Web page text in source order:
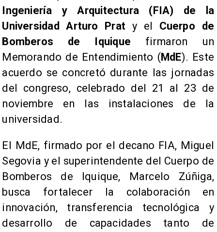
Ingeniería y Arquitectura (FIA) de la
Universidad Arturo Prat y el Cuerpo de
Bomberos de Iquique firmaron un
Memorando de Entendimiento (MdE). Este
acuerdo se concretó durante las jornadas
del congreso, celebrado del 21 al 23 de
noviembre en las instalaciones de la
universidad.
El MdE, firmado por el decano FIA, Miguel
Segovia y el superintendente del Cuerpo de
Bomberos de Iquique, Marcelo Zúñiga,
busca fortalecer la colaboración en
innovación, transferencia tecnológica y
desarrollo de capacidades tanto de